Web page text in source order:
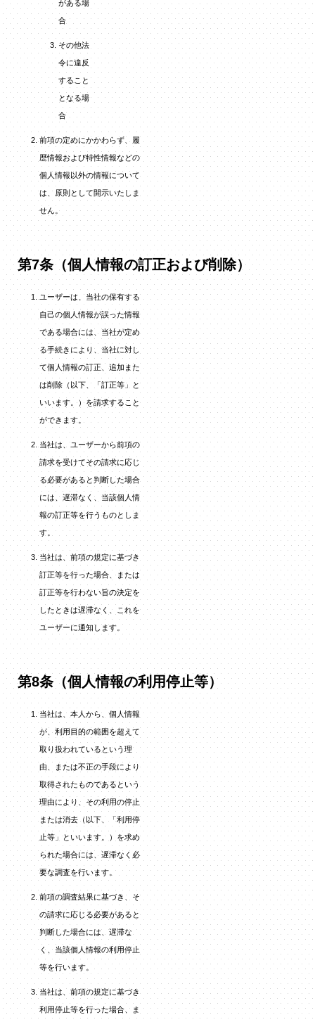
がある場
合
その他法
令に違反
すること
となる場
合
前項の定めにかかわらず、履
歴情報および特性情報などの
個人情報以外の情報について
は、原則として開示いたしま
せん。
第7条（個人情報の訂正および削除）
ユーザーは、当社の保有する
自己の個人情報が誤った情報
である場合には、当社が定め
る手続きにより、当社に対し
て個人情報の訂正、追加また
は削除（以下、「訂正等」と
いいます。）を請求すること
ができます。
当社は、ユーザーから前項の
請求を受けてその請求に応じ
る必要があると判断した場合
には、遅滞なく、当該個人情
報の訂正等を行うものとしま
す。
当社は、前項の規定に基づき
訂正等を行った場合、または
訂正等を行わない旨の決定を
したときは遅滞なく、これを
ユーザーに通知します。
第8条（個人情報の利用停止等）
当社は、本人から、個人情報
が、利用目的の範囲を超えて
取り扱われているという理
由、または不正の手段により
取得されたものであるという
理由により、その利用の停止
または消去（以下、「利用停
止等」といいます。）を求め
られた場合には、遅滞なく必
要な調査を行います。
前項の調査結果に基づき、そ
の請求に応じる必要があると
判断した場合には、遅滞な
く、当該個人情報の利用停止
等を行います。
当社は、前項の規定に基づき
利用停止等を行った場合、ま